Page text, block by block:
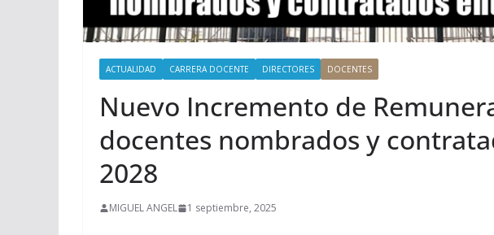
ACTUALIDAD CARRERA DOCENTE DIRECTORES DOCENTES
Nuevo Incremento de
docentes nombrados y
2028
MIGUEL ANGEL 1 septiembre, 2025